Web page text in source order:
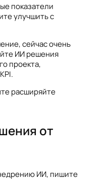
показатели
улучшить с
сейчас очень
ИИ решения
проекта,
расширяйте
от
ИИ, пишите